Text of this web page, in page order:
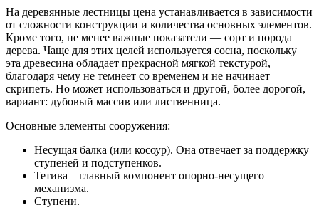
На деревянные лестницы цена устанавливается в зависимости
от сложности конструкции и количества основных элементов.
Кроме того, не менее важные показатели — сорт и порода
дерева. Чаще для этих целей используется сосна, поскольку
эта древесина обладает прекрасной мягкой текстурой,
благодаря чему не темнеет со временем и не начинает
скрипеть. Но может использоваться и другой, более дорогой,
вариант: дубовый массив или лиственница.
Основные элементы сооружения:
Несущая балка (или косоур). Она отвечает за поддержку
ступеней и подступенков.
Тетива – главный компонент опорно-несущего
механизма.
Ступени.